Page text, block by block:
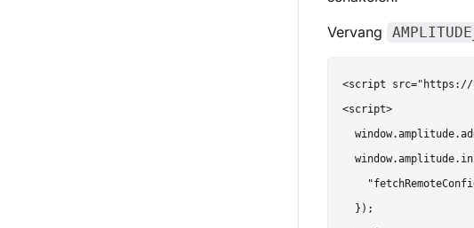
Vervang
<script src="https://
<script>
});